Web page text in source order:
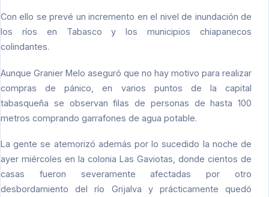
Con ello se prevé un incremento en el nivel de inundación de
los ríos en Tabasco y los municipios chiapanecos
colindantes.
Aunque Granier Melo aseguró que no hay motivo para realizar
compras de pánico, en varios puntos de la capital
tabasqueña se observan filas de personas de hasta 100
metros comprando garrafones de agua potable.
La gente se atemorizó además por lo sucedido la noche de
ayer miércoles en la colonia Las Gaviotas, donde cientos de
casas fueron severamente afectadas por otro
desbordamiento del río Grijalva y prácticamente quedó